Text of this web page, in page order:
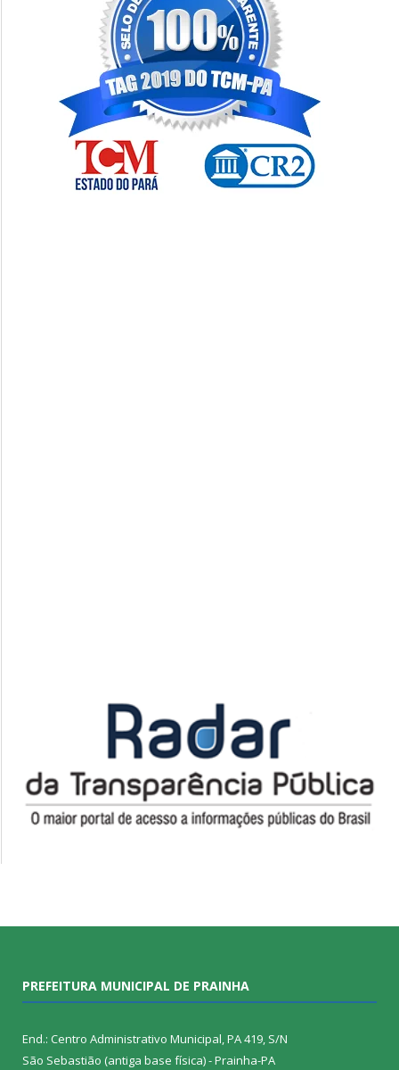
PREFEITURA MUNICIPAL DE PRAINHA
End.: Centro Administrativo Municipal, PA 419, S/N
São Sebastião (antiga base física) - Prainha-PA